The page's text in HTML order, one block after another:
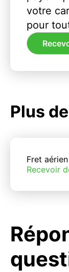
votre
pour
Plus
Fret aérien
Recevoir